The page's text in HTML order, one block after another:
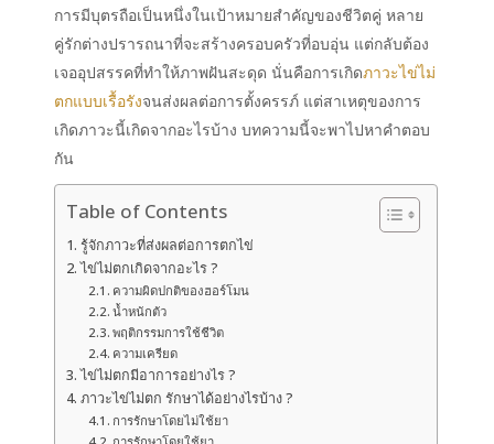
การมีบุตรถือเป็นหนึ่งในเป้าหมายสำคัญของชีวิตคู่ หลาย
คู่รักต่างปรารถนาที่จะสร้างครอบครัวที่อบอุ่น แต่กลับต้อง
เจออุปสรรคที่ทำให้ภาพฝันสะดุด นั่นคือการเกิดภาวะไข่ไม่
ตกแบบเรื้อรังจนส่งผลต่อการตั้งครรภ์ แต่สาเหตุของการ
เกิดภาวะนี้เกิดจากอะไรบ้าง บทความนี้จะพาไปหาคำตอบ
กัน
Table of Contents
รู้จักภาวะที่ส่งผลต่อการตกไข่
ไข่ไม่ตกเกิดจากอะไร ?
ความผิดปกติของฮอร์โมน
น้ำหนักตัว
พฤติกรรมการใช้ชีวิต
ความเครียด
ไข่ไม่ตกมีอาการอย่างไร ?
ภาวะไข่ไม่ตก รักษาได้อย่างไรบ้าง ?
การรักษาโดยไม่ใช้ยา